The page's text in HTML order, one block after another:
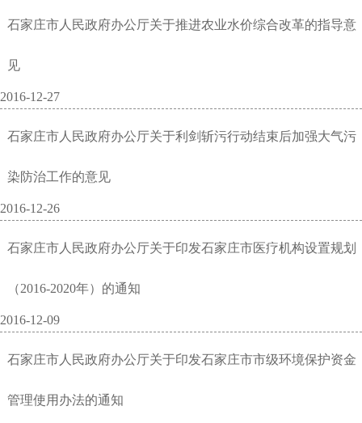
石家庄市人民政府办公厅关于推进农业水价综合改革的指导意
见
2016-12-27
石家庄市人民政府办公厅关于利剑斩污行动结束后加强大气污
染防治工作的意见
2016-12-26
石家庄市人民政府办公厅关于印发石家庄市医疗机构设置规划
（2016-2020年）的通知
2016-12-09
石家庄市人民政府办公厅关于印发石家庄市市级环境保护资金
管理使用办法的通知